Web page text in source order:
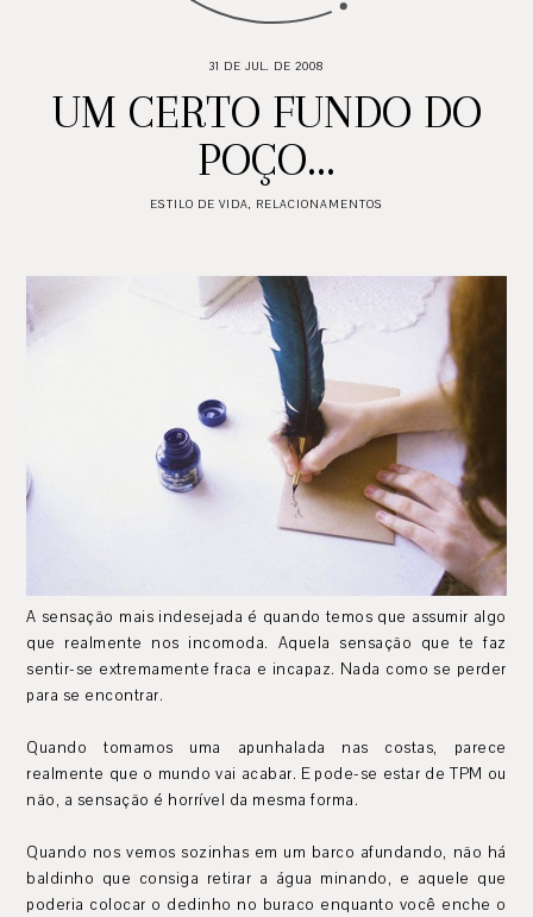
31 DE JUL. DE 2008
UM CERTO FUNDO DO
POÇO...
ESTILO DE VIDA, RELACIONAMENTOS
A sensação mais indesejada é quando temos que assumir algo
que realmente nos incomoda. Aquela sensação que te faz
sentir-se extremamente fraca e incapaz. Nada como se perder
para se encontrar.
Quando tomamos uma apunhalada nas costas, parece
realmente que o mundo vai acabar. E pode-se estar de TPM ou
não, a sensação é horrível da mesma forma.
Quando nos vemos sozinhas em um barco afundando, não há
baldinho que consiga retirar a água minando, e aquele que
poderia colocar o dedinho no buraco enquanto você enche o